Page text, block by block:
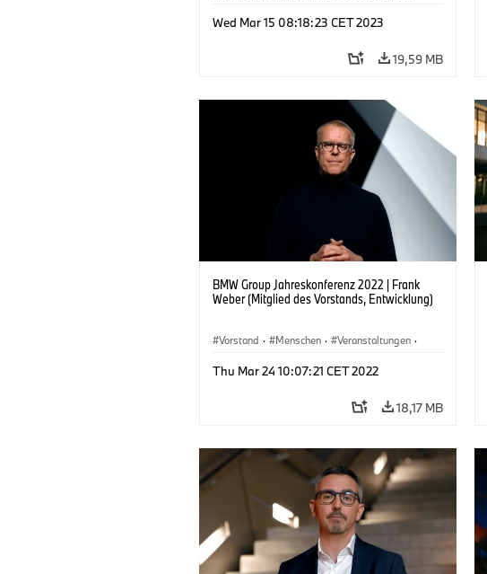
Wed Mar 15 08:18:23 CET 2023
19,59 MB
BMW Group Jahreskonferenz 2022 | Frank
Weber (Mitglied des Vorstands, Entwicklung)
Vorstand · Menschen · Veranstaltungen ·
Thu Mar 24 10:07:21 CET 2022
18,17 MB